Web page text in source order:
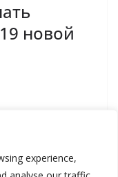
experience,
новой